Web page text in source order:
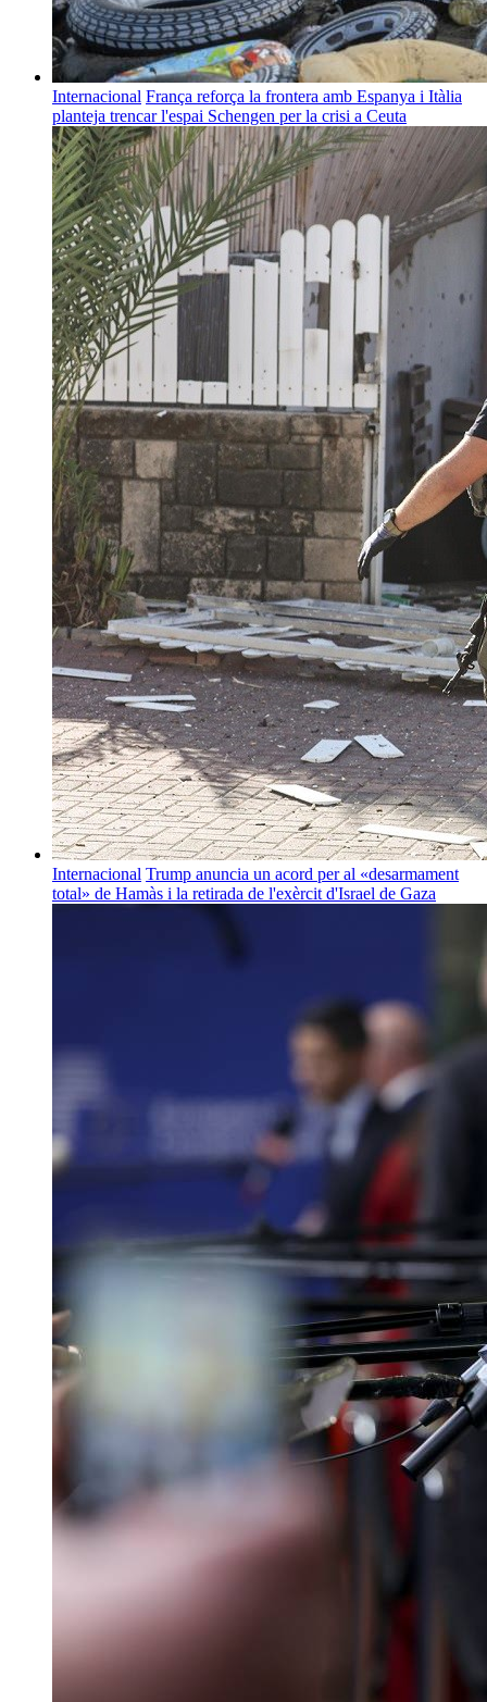
Internacional França reforça la frontera amb Espanya i Itàlia
planteja trencar l'espai Schengen per la crisi a Ceuta
Internacional Trump anuncia un acord per al «desarmament
total» de Hamàs i la retirada de l'exèrcit d'Israel de Gaza